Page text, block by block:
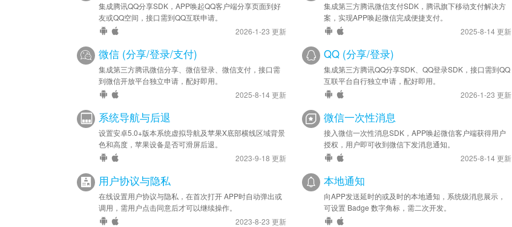
集成腾讯QQ分享SDK，APP唤起QQ客户端分享页面到好
友或QQ空间，接口需到QQ互联申请。
2026-1-23 更新
集成第三方腾讯微信支付SDK，腾讯旗下移动支付解决方
案，实现APP唤起微信完成便捷支付。
2025-8-14 更新
微信 (分享/登录/支付)
集成第三方腾讯微信分享、微信登录、微信支付，接口需
到微信开放平台独立申请，配好即用。
2025-8-14 更新
QQ (分享/登录)
集成第三方腾讯QQ分享SDK、QQ登录SDK，接口需到QQ
互联平台自行独立申请，配好即用。
2026-1-23 更新
系统导航与后退
设置安卓5.0+版本系统虚拟导航及苹果X底部横线区域背景
色和高度，苹果设备是否可滑屏后退。
2023-9-18 更新
微信一次性消息
接入微信一次性消息SDK，APP唤起微信客户端获得用户
授权，用户即可收到微信下发消息通知。
2025-8-14 更新
用户协议与隐私
在线设置用户协议与隐私，在首次打开 APP时自动弹出或
调用，需用户点击同意后才可以继续操作。
2023-8-23 更新
本地通知
向APP发送延时的或及时的本地通知，系统级消息展示，
可设置 Badge 数字角标，需二次开发。